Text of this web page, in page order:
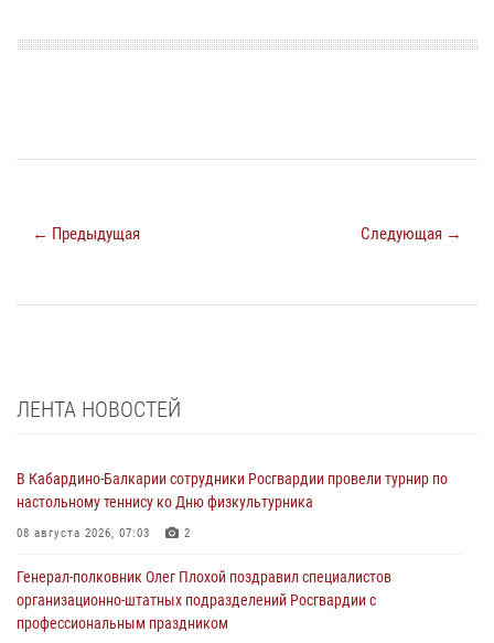
← Предыдущая Следующая →
ЛЕНТА НОВОСТЕЙ
В Кабардино-Балкарии сотрудники Росгвардии провели турнир по
настольному теннису ко Дню физкультурника
08 августа 2026, 07:03 2
Генерал-полковник Олег Плохой поздравил специалистов
организационно-штатных подразделений Росгвардии с
профессиональным праздником